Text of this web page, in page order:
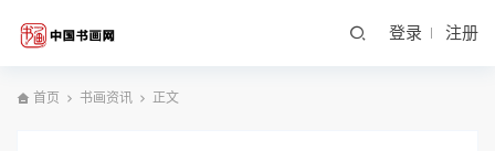
登录 注册
首页 书画资讯 正文